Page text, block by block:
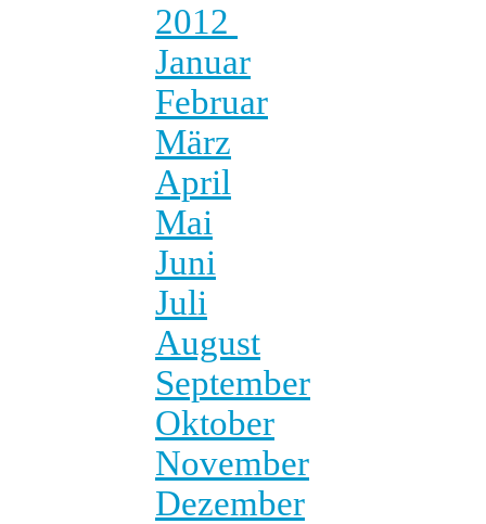
2012
Januar
Februar
März
April
Mai
Juni
Juli
August
September
Oktober
November
Dezember